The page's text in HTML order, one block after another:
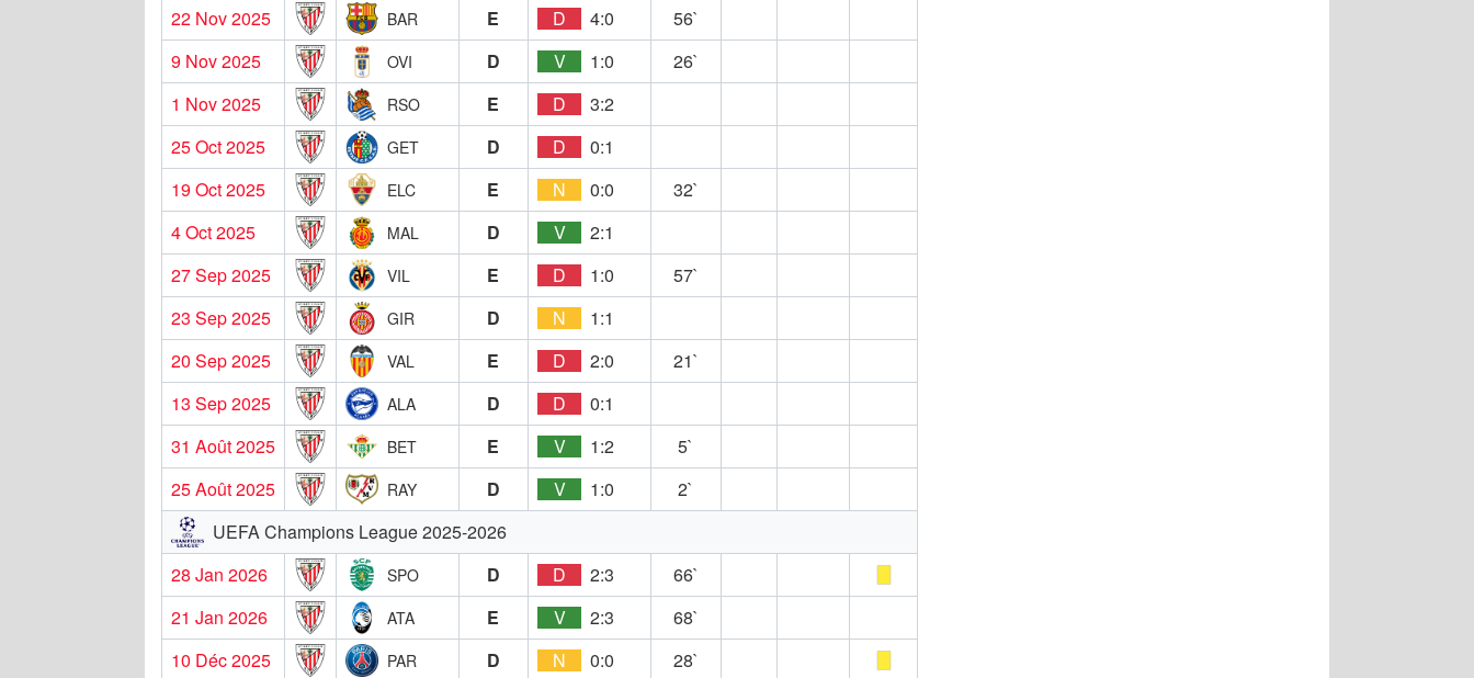
22 Nov 2025
BAR E D 4:0
56`
9 Nov 2025
OVI D V 1:0
26`
1 Nov 2025
RSO E D
3:2
25 Oct 2025
GET D D
0:1
19 Oct 2025
ELC E N 0:0
32`
4 Oct 2025
MAL D V
2:1
27 Sep 2025
VIL E D 1:0
57`
23 Sep 2025
GIR D N
1:1
20 Sep 2025
VAL E D 2:0
21`
13 Sep 2025
ALA D D
0:1
31 Août 2025
BET E V 1:2
5`
25 Août 2025
RAY D V 1:0
2`
UEFA Champions League 2025-2026
28 Jan 2026
SPO D D 2:3
66`
21 Jan 2026
ATA E V 2:3
68`
10 Déc 2025
PAR D N 0:0
28`